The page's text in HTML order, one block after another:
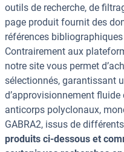
outils de recherche, de
page produit fournit des
références
Contrairement aux
notre site vous permet
sélectionnés, garantissant
d’approvisionnement
anticorps polyclonaux,
GABRA2, issus de
produits ci-dessous et